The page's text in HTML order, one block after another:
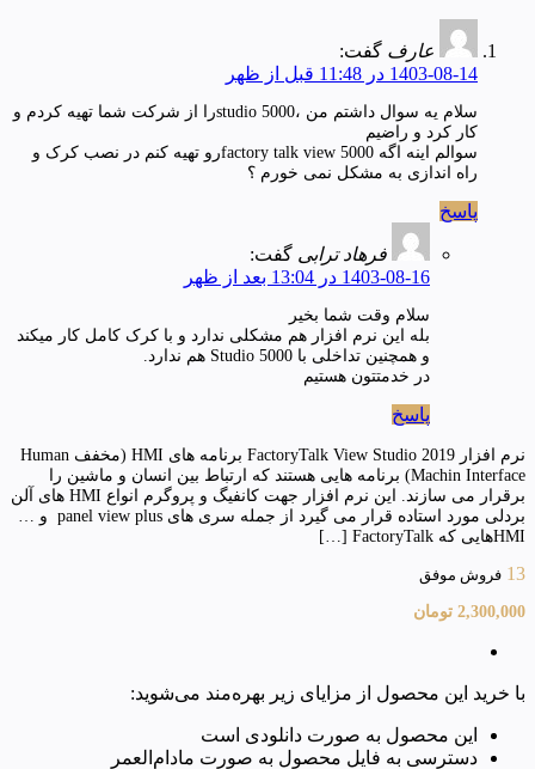
عارف گفت:
1403-08-14 در 11:48 قبل از ظهر
سلام یه سوال داشتم من ،studio 5000را از شرکت شما تهیه کردم و
کار کرد و راضیم
سوالم اینه اگه factory talk view 5000رو تهیه کنم در نصب کرک و
راه اندازی به مشکل نمی خورم ؟
پاسخ
فرهاد ترابی گفت:
1403-08-16 در 13:04 بعد از ظهر
سلام وقت شما بخیر
بله این نرم افزار هم مشکلی ندارد و با کرک کامل کار میکند
و همچنین تداخلی با Studio 5000 هم ندارد.
در خدمتتون هستیم
پاسخ
نرم افزار FactoryTalk View Studio 2019 برنامه های HMI (مخفف Human
Machin Interface) برنامه هایی هستند که ارتباط بین انسان و ماشین را
برقرار می سازند. این نرم افزار جهت کانفیگ و پروگرم انواع HMI های آلن
بردلی مورد استاده قرار می گیرد از جمله سری های panel view plus و …
HMIهایی که FactoryTalk […]
13 فروش موفق
2,300,000 تومان
با خرید این محصول از مزایای زیر بهره‌مند می‌شوید:
این محصول به صورت دانلودی است
دسترسی به فایل محصول به صورت مادام‌العمر